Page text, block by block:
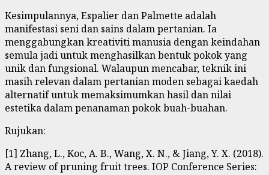
Kesimpulannya, Espalier dan Palmette adalah
manifestasi seni dan sains dalam pertanian. Ia
menggabungkan kreativiti manusia dengan keindahan
semula jadi untuk menghasilkan bentuk pokok yang
unik dan fungsional. Walaupun mencabar, teknik ini
masih relevan dalam pertanian moden sebagai kaedah
alternatif untuk memaksimumkan hasil dan nilai
estetika dalam penanaman pokok buah-buahan.
Rujukan:
[1] Zhang, L., Koc, A. B., Wang, X. N., & Jiang, Y. X. (2018).
A review of pruning fruit trees. IOP Conference Series: